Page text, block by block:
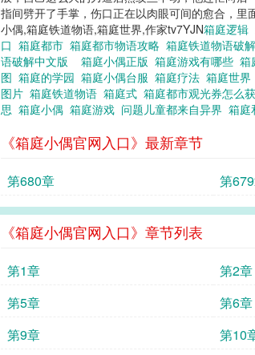
指间劈开了手掌，伤口正在以肉眼可间的愈合，
小偶,箱庭铁道物语,箱庭世界,作家tv7YJN箱庭逻辑
口 箱庭都市 箱庭都市物语攻略 箱庭铁道物语破
语破解中文版
箱庭小偶正版 箱庭游戏有哪些 箱
图 箱庭的学园 箱庭小偶台服 箱庭疗法 箱庭世界
图片 箱庭铁道物语 箱庭式 箱庭都市观光券怎么
思 箱庭小偶 箱庭游戏 问题儿童都来自异界 箱庭
《箱庭小偶官网入口》最新章节
第680章 第
《箱庭小偶官网入口》章节列表
第1章 第2章
第5章
第6章
第9章
第10